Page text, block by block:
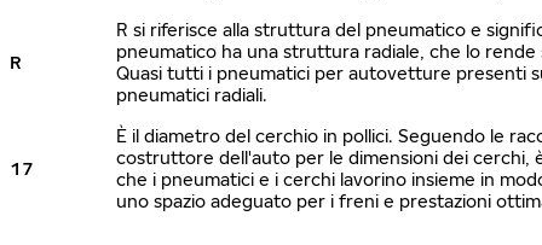
R
R si riferisce alla struttura del pneumatico e
pneumatico ha una struttura radiale, che lo rende
Quasi tutti i pneumatici per autovetture presenti
pneumatici radiali.
17
È il diametro del cerchio in pollici. Seguendo le
costruttore dell'auto per le dimensioni dei cerchi,
che i pneumatici e i cerchi lavorino insieme in
uno spazio adeguato per i freni e prestazioni